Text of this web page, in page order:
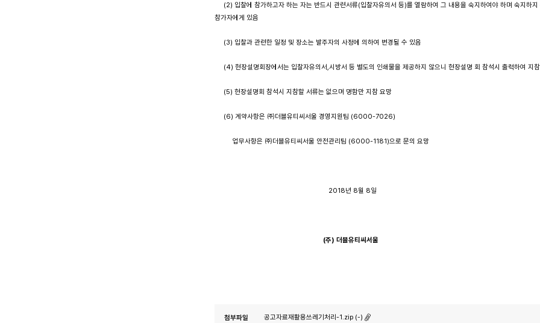
(2) 입찰에 참가하고자 하는 자는 반드시 관련서류(입찰자유의서 등)를 열람하여 그 내용을 숙지하여야 하며 숙지하지
참가자에게 있음
(3) 입찰과 관련한 일정 및 장소는 발주자의 사정에 의하여 변경될 수 있음
(4) 현장설명회장에서는 입찰자유의서,시방서 등 별도의 인쇄물을 제공하지 않으니 현장설명 회 참석시 출력하여 지
(5) 현장설명회 참석시 지참할 서류는 없으며 명함만 지참 요망
(6) 계약사항은 ㈜더블유티씨서울 경영지원팀 (6000-7026)
업무사항은 ㈜더블유티씨서울 안전관리팀 (6000-1181)으로 문의 요망
2018년 8월 8일
(주)더블유티씨서울
첨부파일 공고자료재활용쓰레기처리-1.zip (-)